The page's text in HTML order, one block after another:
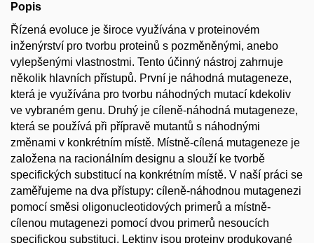
Popis
Řízená evoluce je široce využívána v proteinovém
inženýrství pro tvorbu proteinů s pozměněnými, anebo
vylepšenými vlastnostmi. Tento účinný nástroj zahrnuje
několik hlavních přístupů. První je náhodná mutageneze,
která je využívána pro tvorbu náhodných mutací kdekoliv
ve vybraném genu. Druhý je cíleně-náhodná mutageneze,
která se používá při přípravě mutantů s náhodnými
změnami v konkrétním místě. Místně-cílená mutageneze je
založena na racionálním designu a slouží ke tvorbě
specifických substitucí na konkrétním místě. V naší práci se
zaměřujeme na dva přístupy: cíleně-náhodnou mutagenezi
pomocí směsi oligonucleotidových primerů a místně-
cílenou mutagenezi pomocí dvou primerů nesoucích
specifickou substituci. Lektiny jsou proteiny produkované